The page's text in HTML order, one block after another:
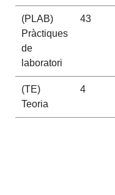
(PLAB)
Pràctiques
de
laboratori
43
(TE)
Teoria
4